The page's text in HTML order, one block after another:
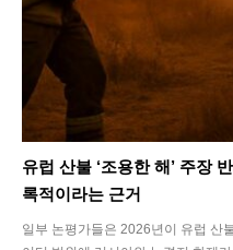
유럽 산불 ‘조용한 해’ 주장
록적이라는 근거
일부 논평가들은 2026년이 유럽 산